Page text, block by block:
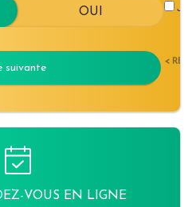
suivante <
VOUS EN LIGNE